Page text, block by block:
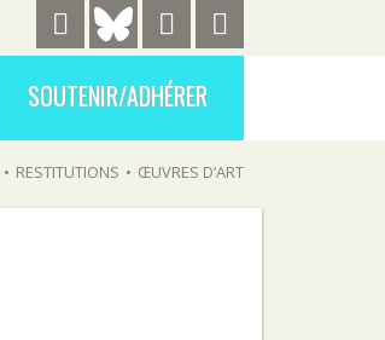
SOUTENIR/ADHÉRER
• RESTITUTIONS • ŒUVRES D’ART